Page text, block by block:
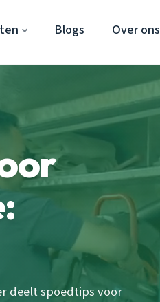
Blogs Over ons
deelt spoedtips voor